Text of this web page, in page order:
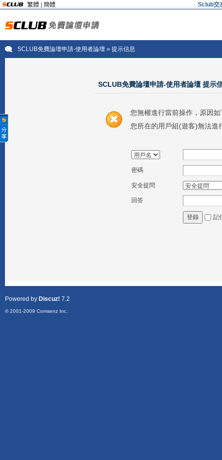
繁體 簡體 Sclub交
SCLUB免費論壇申請-使用者論壇» 提示信息
SCLUB免費論壇申請-使用者論壇 提示
您無權進行當前操作，原因如
您所在的用戶組(遊客)無法進
密碼
安全提問
回答
登錄 記
Powered by Discuz! 7.2
© 2001-2009 Comsenz Inc.